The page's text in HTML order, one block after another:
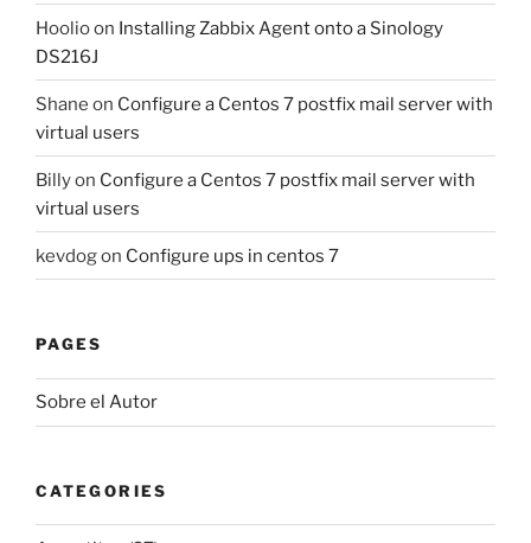
Hoolioon Installing Zabbix Agent onto a Sinology
DS216J
Shane on Configure a Centos 7 postfix mail server with
virtual users
Billyon Configure a Centos 7 postfix mail server with
virtual users
kevdogon Configure ups in centos 7
PAGES
Sobre el Autor
CATEGORIES